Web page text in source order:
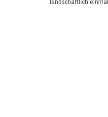
landschaftlich